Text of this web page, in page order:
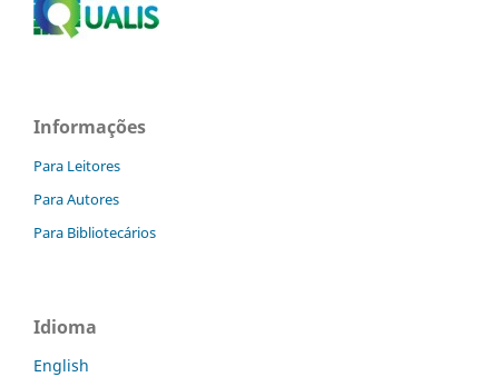
Informações
Para Leitores
Para Autores
Para Bibliotecários
Idioma
English